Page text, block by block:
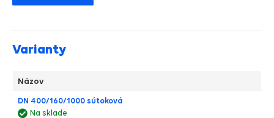
Varianty
Názov
DN 400/160/1000 sútoková
Na sklade